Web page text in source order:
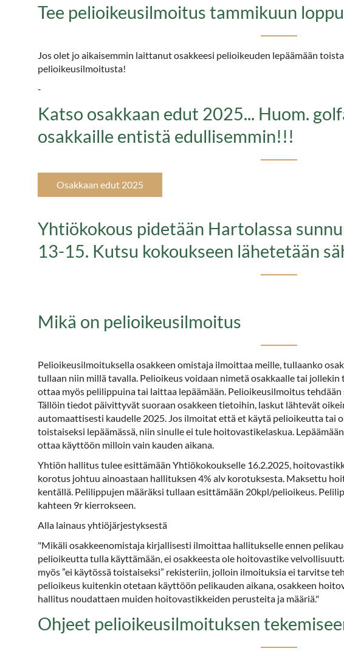
Tee pelioikeusilmoitus tammikuun
Jos olet jo aikaisemmin laittanut osakkeesi pelioikeuden lepäämään
pelioikeusilmoitusta!
-
Katso osakkaan edut 2025... Huom.
osakkaille entistä edullisemmin!!!
Osakkaan edut 2025
Yhtiökokous pidetään Hartolassa
13-15. Kutsu kokoukseen lähetetään
​​​​​​​Mikä on pelioikeusilmoitus
Pelioikeusilmoituksella osakkeen omistaja ilmoittaa meille, tullaanko
tullaan niin millä tavalla. Pelioikeus voidaan nimetä osakkaalle tai
ottaa myös pelilippuina tai laittaa lepäämään. Pelioikeusilmoitus
Tällöin tiedot päivittyvät suoraan osakkeen tietoihin, laskut lähtevät
automaattisesti kaudelle 2025. Jos ilmoitat että et käytä pelioikeutta tai
toistaiseksi lepäämässä, niin sinulle ei tule hoitovastikelaskua.
ottaa käyttöön milloin vain kauden aikana.
Yhtiön hallitus tulee esittämään Yhtiökokoukselle 16.2.2025,
korotus johtuu ainoastaan hallituksen 4% alv korotuksesta. Maksettu
kentällä. Pelilippujen määräksi tullaan esittämään 20kpl/pelioikeus.
kahteen 9r kierrokseen.
Alla lainaus yhtiöjärjestyksestä
"Mikäli osakkeenomistaja kirjallisesti ilmoittaa hallitukselle ennen
pelioikeutta tulla käyttämään, ei osakkeesta ole hoitovastike
myös ”ei käytössä toistaiseksi” rekisteriin, jolloin ilmoituksia ei tarvitse
pelioikeus kuitenkin otetaan käyttöön pelikauden aikana, osakkeen
hallitus noudattaen muiden hoitovastikkeiden perusteita ja määriä."
Ohjeet pelioikeusilmoituksen